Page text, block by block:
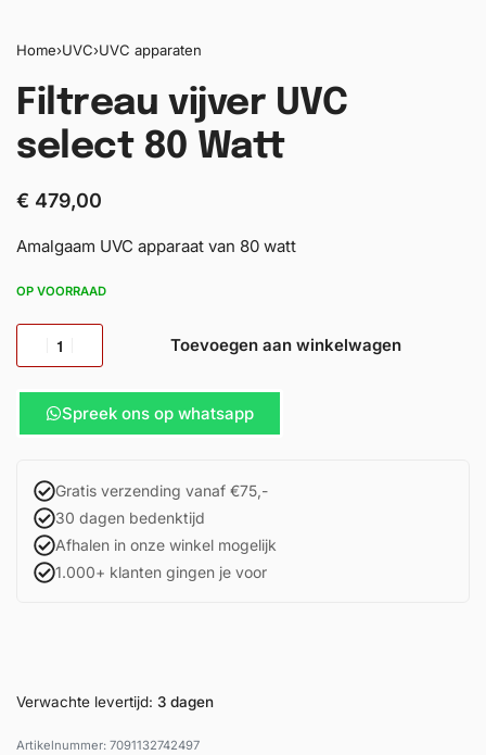
Home›UVC›UVC apparaten
Filtreau vijver UVC
select 80 Watt
€ 479,00
Amalgaam UVC apparaat van 80 watt
OP VOORRAAD
Toevoegen aan winkelwagen
Spreek ons op whatsapp
Gratis verzending vanaf €75,-
30 dagen bedenktijd
Afhalen in onze winkel mogelijk
1.000+ klanten gingen je voor
Verwachte levertijd: 3 dagen
7091132742497